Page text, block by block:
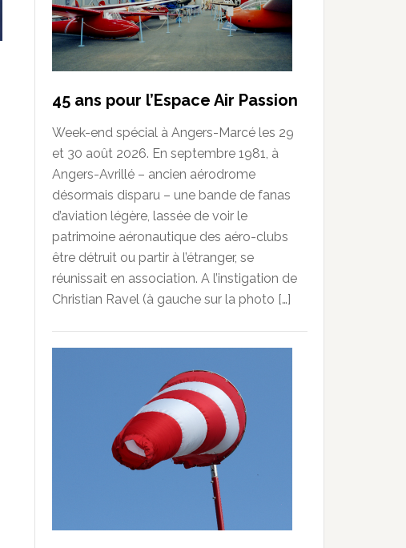
45 ans pour l’Espace Air Passion
Week-end spécial à Angers-Marcé les 29
et 30 août 2026. En septembre 1981, à
Angers-Avrillé – ancien aérodrome
désormais disparu – une bande de fanas
d’aviation légère, lassée de voir le
patrimoine aéronautique des aéro-clubs
être détruit ou partir à l’étranger, se
réunissait en association. A l’instigation de
Christian Ravel (à gauche sur la photo […]